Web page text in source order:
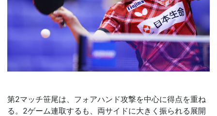
第2マッチ笹尾は、フォアハンド攻撃を中心に得点を重ね
る。2ゲーム連取するも、両サイドに大きく振られる展開